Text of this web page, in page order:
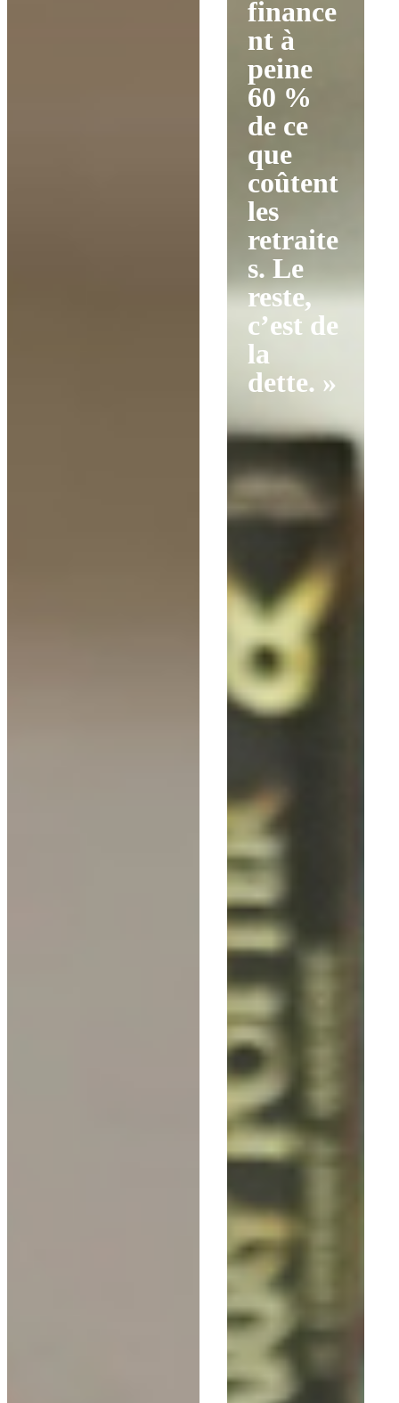
finance
nt à
peine
60 %
de ce
que
coûtent
les
retraite
s. Le
reste,
c’est de
la
dette. »